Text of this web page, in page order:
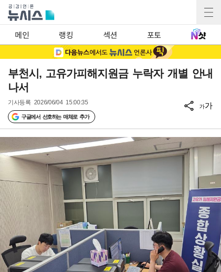
메인 랭킹 섹션 포토
부천시, 고유가피해지원금 누락자 개별 안내
나서
기사등록 2026/06/04 15:00:35
구글에서 선호하는 매체로 추가
가가